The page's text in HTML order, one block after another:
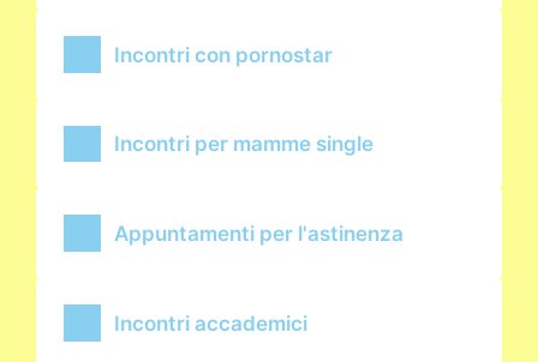
Incontri con pornostar
Incontri per mamme single
Appuntamenti per l'astinenza
Incontri accademici